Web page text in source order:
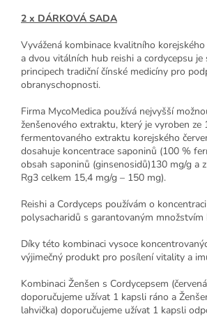
2 x DÁRKOVÁ SADA
Vyvážená kombinace kvalitního
a dvou vitálních hub reishi a cordycepsu je
principech tradiční čínské medicíny pro
obranyschopnosti.
Firma MycoMedica používá nejvyšší
ženšenového extraktu, který je vyroben ze
fermentovaného extraktu korejského
dosahuje koncentrace saponinů (100 %
obsah saponinů (ginsenosidů)130 mg/g a
Rg3 celkem 15,4 mg/g – 150 mg).
Reishi a Cordyceps používám o
polysacharidů s garantovaným množstvím
Díky této kombinaci vysoce
výjimečný produkt pro posílení vitality a
Kombinaci Ženšen s Cordycepsem
doporučujeme užívat 1 kapsli ráno a
lahvička) doporučujeme užívat 1 kapsli